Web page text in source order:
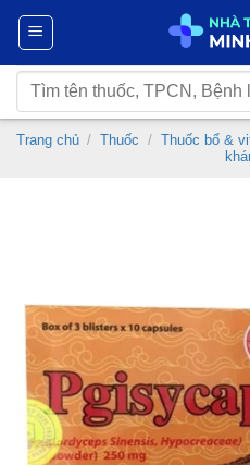
Chuyển
nội
dung
Tìm
kiếm:
Trang chủ / Thuốc / Thuốc bổ &